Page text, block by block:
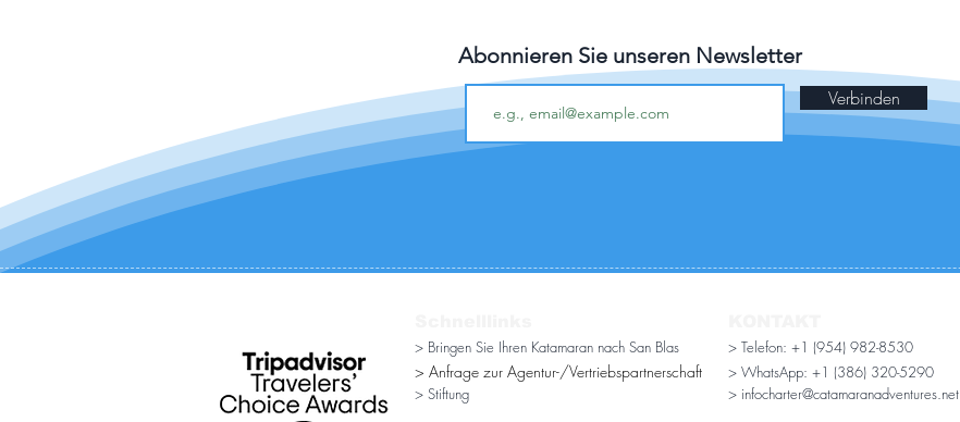
Abonnieren Sie unseren Newsletter
Verbinden
> Bringen Sie Ihren Katamaran nach San Blas
> Anfrage zur Agentur-/Vertriebspartnerschaft
> Stiftung
> Telefon: +1 (954) 982-8530
> WhatsApp: +1 (386) 320-5290
> infocharter@catamaranadventures.net